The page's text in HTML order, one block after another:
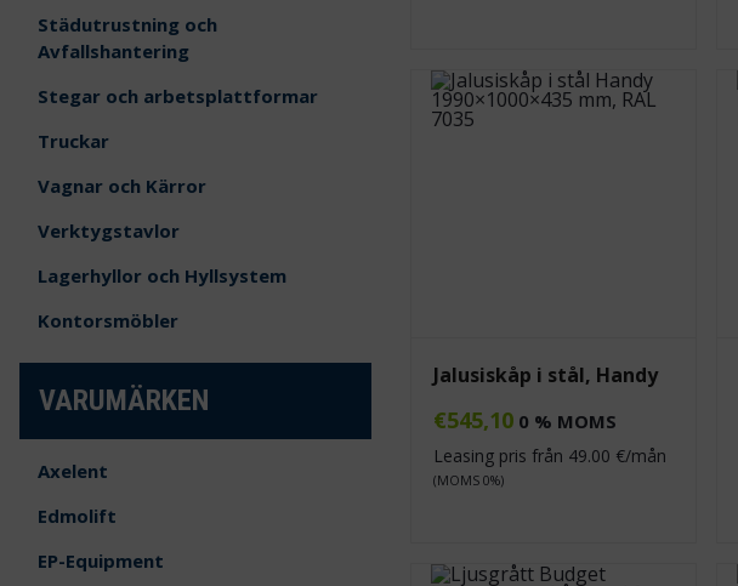
Städutrustning och
Avfallshantering
Stegar och arbetsplattformar
Truckar
Vagnar och Kärror
Verktygstavlor
Lagerhyllor och Hyllsystem
Kontorsmöbler
VARUMÄRKEN
Axelent
Edmolift
EP-Equipment
Jalusiskåp i stål, Handy
€545,10 0 % MOMS
Leasing pris från 49.00 €/mån
(MOMS 0%)